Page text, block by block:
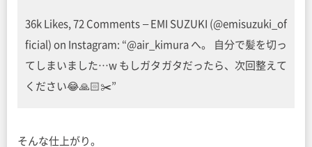
36k Likes, 72 Comments – EMI SUZUKI (@emisuzuki_of
ficial) on Instagram: “@air_kimura へ。 自分で髪を切っ
てしまいました…w もしガタガタだったら、次回整えて
ください😂🙏🏻✂️”
そんな仕上がり。